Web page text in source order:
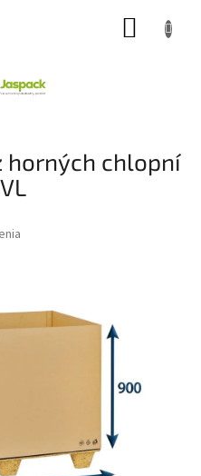
horných chlopní